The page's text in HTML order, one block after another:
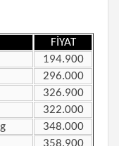
FİYAT
194.900
296.000
326.900
322.000
348.000
358.900